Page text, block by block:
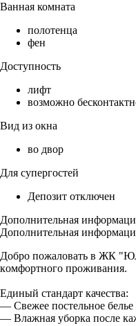
Ванная комната
полотенца
фен
Доступность
лифт
возможно
Вид из окна
во двор
Для супергостей
Депозит отключен
Дополнительная
Дополнительная
Добро пожаловать в ЖК
кoмфopтнoгo проживания.
Единый стандарт качества:
— Свежее постельное белье
— Влажная уборка после